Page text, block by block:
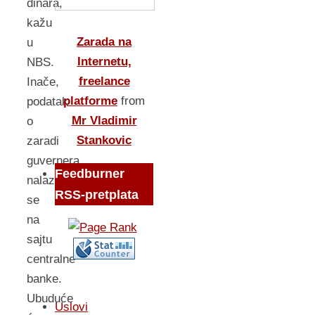
dinara,
kažu
u
NBS.
Inače,
podatak
o
zaradi
guvernera
nalazi
se
na
sajtu
centralne
banke.
Ubuduće
Zarada na
Internetu,
freelance
platforme from
Mr Vladimir
Stankovic
Feedburner
RSS-pretplata
Uslovi